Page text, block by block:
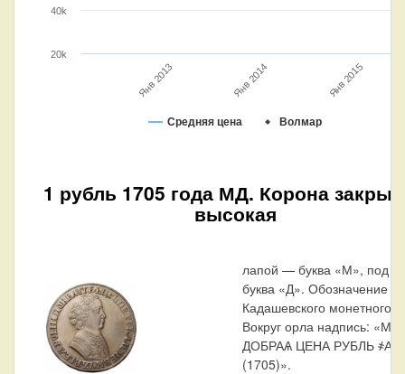
Средняя цена Волмар
Янв 2013 Янв 2014 Янв 2015
20k
40k
1 рубль 1705 года МД. Корона
высокая
лапой — буква «М», под
буква «Д». Обозначение
Кадашевского монетного
Вокруг орла надпись:
ДОБРАѦ ЦЕНА РУБЛЬ
(1705)».